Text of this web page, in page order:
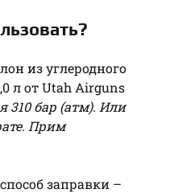
из углеродного
л от Utah Airguns
310 бар (атм). Или
Прим
заправки –